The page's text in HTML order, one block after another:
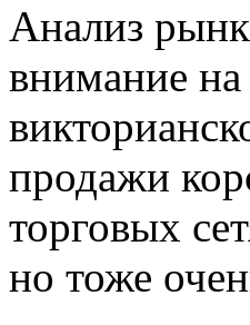
Анализ
внимание
продажи
торговых
но тоже